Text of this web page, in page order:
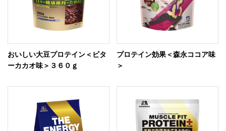
おいしい大豆プロテイン＜ビタ
ーカカオ味＞３６０ｇ
プロテイン効果＜森永ココア味
＞